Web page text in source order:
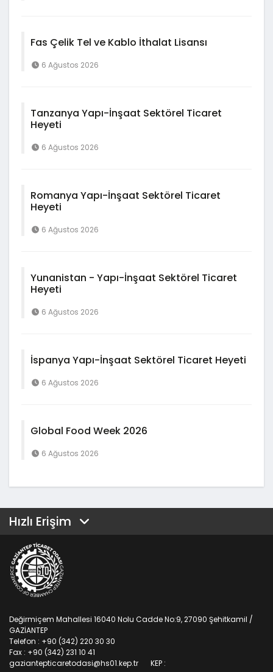
Fas Çelik Tel ve Kablo İthalat Lisansı
6 Ağustos 2026
Tanzanya Yapı-İnşaat Sektörel Ticaret
Heyeti
6 Ağustos 2026
Romanya Yapı-İnşaat Sektörel Ticaret
Heyeti
6 Ağustos 2026
Yunanistan - Yapı-İnşaat Sektörel Ticaret
Heyeti
6 Ağustos 2026
İspanya Yapı-İnşaat Sektörel Ticaret Heyeti
6 Ağustos 2026
Global Food Week 2026
6 Ağustos 2026
Hızlı Erişim
Değirmiçem Mahallesi 16040 Nolu Cadde No:9, 27090 Şehitkamil /
GAZİANTEP
Telefon : +90 (342) 220 30 30
Fax : +90 (342) 231 10 41
KEP :
gaziantepticaretodasi@hs01.kep.tr